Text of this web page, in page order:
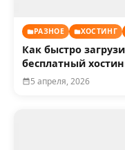
РАЗНОЕ ХОСТИНГ
Как быстро
бесплатный
5 апреля, 2026